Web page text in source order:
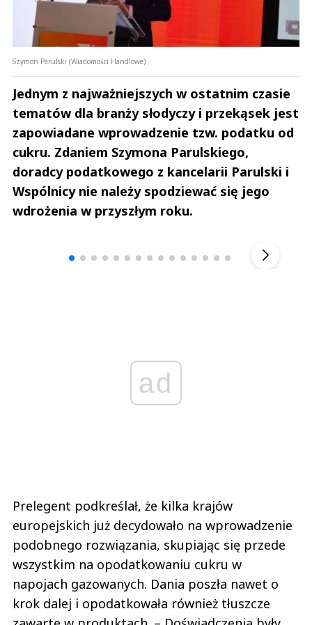
Szymon Parulski (Wiadomości Handlowe)
Jednym z najważniejszych w ostatnim czasie
tematów dla branży słodyczy i przekąsek jest
zapowiadane wprowadzenie tzw. podatku od
cukru. Zdaniem Szymona Parulskiego,
doradcy podatkowego z kancelarii Parulski i
Wspólnicy nie należy spodziewać się jego
wdrożenia w przyszłym roku.
ad
Prelegent podkreślał, że kilka krajów
europejskich już decydowało na wprowadzenie
podobnego rozwiązania, skupiając się przede
wszystkim na opodatkowaniu cukru w
napojach gazowanych. Dania poszła nawet o
krok dalej i opodatkowała również tłuszcze